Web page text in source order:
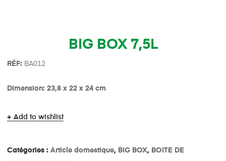
BIG BOX 7,5L
R É F: BA012
Dimension: 23,8 x 22 x 24 cm
Add to wishlist
Catégories : Article domestique, BIG BOX, BOITE DE